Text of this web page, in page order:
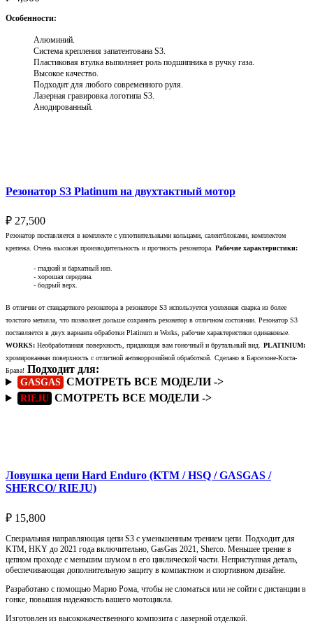
Особенности:
Алюминий.
Система крепления запатентована S3.
Пластиковая втулка выполняет роль подшипника в ручку газа.
Высокое качество.
Подходит для любого современного руля.
Лазерная гравировка логотипа S3.
Анодированный.
Резонатор S3 Platinum на двухтактный мотор
₽ 27,500
Резонатор поставляется в комплекте с уплотнительными кольцами, салентблоками, комплектом
крепежа. Очень высокая производительность и прочность резонатора. Рабочие характеристики:
- гладкий и бархатный низ.
- хорошая середина.
- бодрый верх.
В отличии от стандартного резонатора в резонаторе S3 используется усиленная сварка из более
толстого металла, что позволяет дольше сохранить резонатор в отличном состоянии. Резонатор S3
поставляется в двух варианта обработки Platinum и Works, рабочие характеристики одинаковые.
WORKS: Необработанная поверхность, придающая вам гоночный и брутальный вид. PLATINIUM:
хромированная поверхность с отличной антикоррозийной обработкой. Сделано в Барселоне-Коста-
Брава! Подходит для:
GASGAS СМОТРЕТЬ ВСЕ МОДЕЛИ ->
RIEJU СМОТРЕТЬ ВСЕ МОДЕЛИ ->
Ловушка цепи Hard Enduro (KTM / HSQ / GASGAS /
SHERCO/ RIEJU)
₽ 15,800
Специальная направляющая цепи S3 с уменьшенным трением цепи. Подходит для
KTM, HKY до 2021 года включительно, GasGas 2021, Sherco. Меньшее трение в
цепном проходе с меньшим шумом в его циклической части. Неприступная деталь,
обеспечивающая дополнительную защиту в компактном и спортивном дизайне.
Разработано с помощью Марио Рома, чтобы не сломаться или не сойти с дистанции в
гонке, повышая надежность вашего мотоцикла.
Изготовлен из высококачественного композита с лазерной отделкой.